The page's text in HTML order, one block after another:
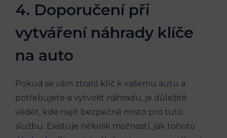
4. Doporučení​ při
vytváření náhrady klíče
na auto
Pokud ‌se vám ztratil klíč k vašemu autu a
potřebujete ‌si vytvořit ‌náhradu, je ⁣důležité
vědět, ‍kde najít‍ bezpečné místo pro tuto
službu. Existuje několik možností, jak tohoto